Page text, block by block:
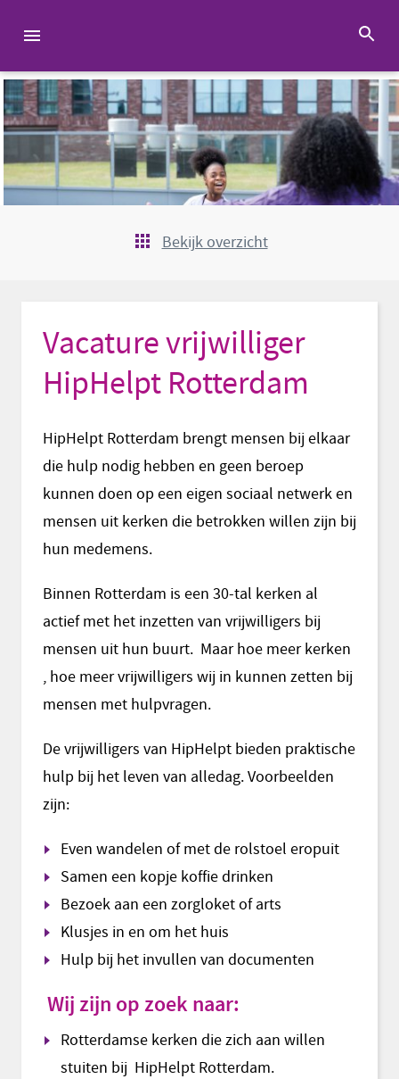
Bekijk overzicht
Vacature vrijwilliger
HipHelpt Rotterdam
HipHelpt Rotterdam brengt mensen bij elkaar
die hulp nodig hebben en geen beroep
kunnen doen op een eigen sociaal netwerk en
mensen uit kerken die betrokken willen zijn bij
hun medemens.
Binnen Rotterdam is een 30-tal kerken al
actief met het inzetten van vrijwilligers bij
mensen uit hun buurt. Maar hoe meer kerken
, hoe meer vrijwilligers wij in kunnen zetten bij
mensen met hulpvragen.
De vrijwilligers van HipHelpt bieden praktische
hulp bij het leven van alledag. Voorbeelden
zijn:
Even wandelen of met de rolstoel eropuit
Samen een kopje koffie drinken
Bezoek aan een zorgloket of arts
Klusjes in en om het huis
Hulp bij het invullen van documenten
Wij zijn op zoek naar:
Rotterdamse kerken die zich aan willen
stuiten bij HipHelpt Rotterdam.